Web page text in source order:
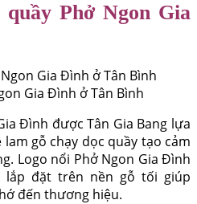
Phở Ngon Gia
Gia Đình ở Tân Bình
Đình được Tân Gia Bang lựa
gỗ chạy dọc quầy tạo cảm
Logo nổi Phở Ngon Gia Đình
đặt trên nền gỗ tối giúp
đến thương hiệu.